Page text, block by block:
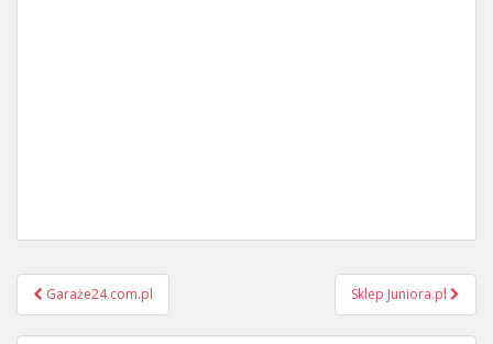
Post
navigation
Garaże24.com.pl Sklep Juniora.pl